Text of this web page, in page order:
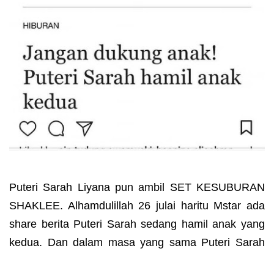
Puteri Sarah Liyana pun ambil SET KESUBURAN
SHAKLEE. Alhamdulillah 26 julai haritu Mstar ada
share berita Puteri Sarah sedang hamil anak yang
kedua. Dan dalam masa yang sama Puteri Sarah